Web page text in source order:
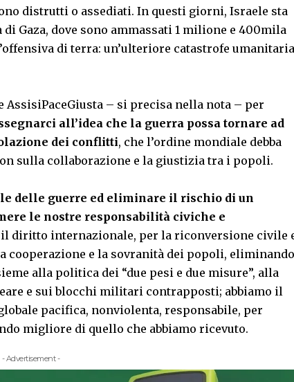
distrutti o assediati. In questi giorni, Israele sta
Gaza, dove sono ammassati 1 milione e 400mila
di terra: un’ulteriore catastrofe umanitaria
AssisiPaceGiusta – si precisa nella nota – per
all’idea che la guerra possa tornare ad
dei conflitti, che l’ordine mondiale debba
sulla collaborazione e la giustizia tra i popoli.
delle guerre ed eliminare il rischio di un
le nostre responsabilità civiche e
il diritto internazionale, per la riconversione civile
cooperazione e la sovranità dei popoli, eliminando
alla politica dei “due pesi e due misure”, alla
e sui blocchi militari contrapposti; abbiamo il
pacifica, nonviolenta, responsabile, per
migliore di quello che abbiamo ricevuto.
- Advertisement -